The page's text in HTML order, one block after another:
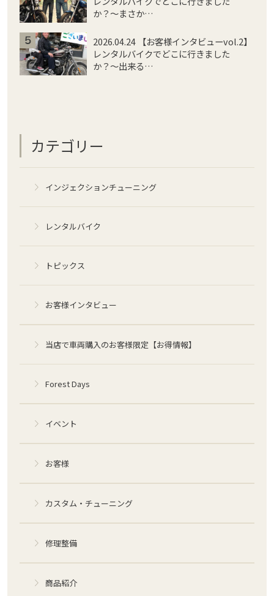
か？〜まさか…
2026.04.24 【お客様インタビューvol.2】
レンタルバイクでどこに行きました
か？〜出来る…
カテゴリー
インジェクションチューニング
レンタルバイク
トピックス
お客様インタビュー
当店で車両購入のお客様限定【お得情報】
Forest Days
イベント
お客様
カスタム・チューニング
修理整備
商品紹介